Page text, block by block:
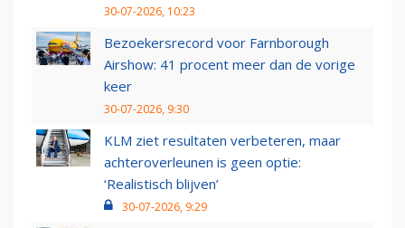
30-07-2026, 10:23
Bezoekersrecord voor Farnborough
Airshow: 41 procent meer dan de vorige
keer
30-07-2026, 9:30
KLM ziet resultaten verbeteren, maar
achteroverleunen is geen optie:
‘Realistisch blijven’
30-07-2026, 9:29